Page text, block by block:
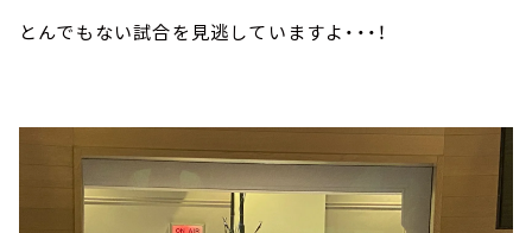
とんでもない試合を見逃していますよ・・・！